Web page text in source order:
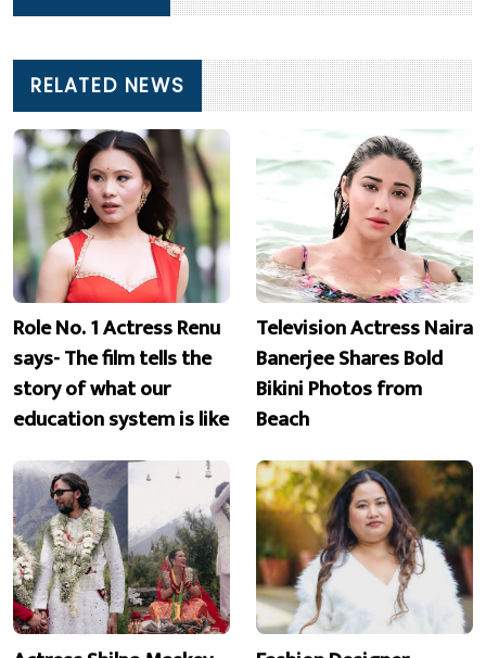
RELATED NEWS
Role No. 1 Actress Renu
says- The film tells the
story of what our
education system is like
Television Actress Naira
Banerjee Shares Bold
Bikini Photos from
Beach